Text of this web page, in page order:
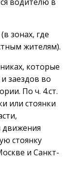
зонах, где
жителям).
которые
заездов во
По ч. 4.ст.
или стоянки
движения
стоянку
и Санкт-